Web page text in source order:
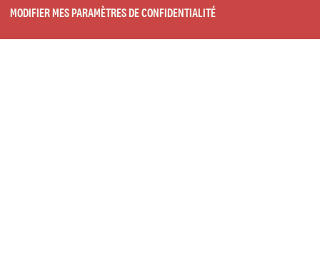
MODIFIER MES PARAMÈTRES DE CONFIDENTIALITÉ